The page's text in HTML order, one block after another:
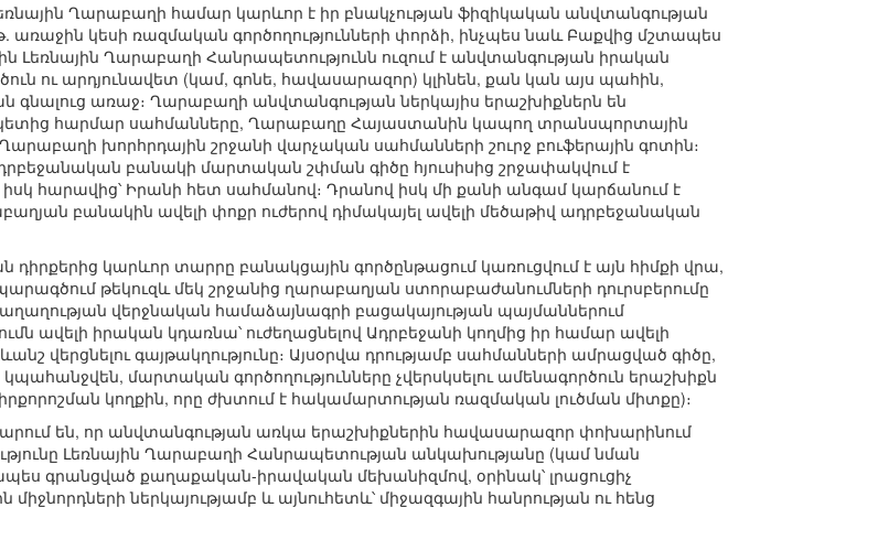
Ղարաբաղի համար կարևոր է իր բնակչության ֆիզիկական անվտանգության
առաջին կեսի ռազմական գործողությունների փորձի, ինչպես նաև Բաքվից մշտապես
Լեռնային Ղարաբաղի Հանրապետությունն ուզում է անվտանգության իրական
ու արդյունավետ (կամ, գոնե, հավասարազոր) կլինեն, քան կան այս պահին,
առաջ։ Ղարաբաղի անվտանգության ներկայիս երաշխիքներն են
հարմար սահմանները, Ղարաբաղը Հայաստանին կապող տրանսպորտային
խորհրդային շրջանի վարչական սահմանների շուրջ բուֆերային գոտին։
բանակի մարտական շփման գիծը հյուսիսից շրջափակվում է
հարավից՝ Իրանի հետ սահմանով։ Դրանով իսկ մի քանի անգամ կարճանում է
բանակին ավելի փոքր ուժերով դիմակայել ավելի մեծաթիվ ադրբեջանական
կարևոր տարրը բանակցային գործընթացում կառուցվում է այն հիմքի վրա,
թեկուզև մեկ շրջանից ղարաբաղյան ստորաբաժանումների դուրսբերումը
վերջնական համաձայնագրի բացակայության պայմաններում
ավելի իրական կդառնա՝ ուժեղացնելով Ադրբեջանի կողմից իր համար ավելի
վերցնելու գայթակղությունը։ Այսօրվա դրությամբ սահմանների ամրացված գիծը,
կպահանջվեն, մարտական գործողությունները չվերսկսելու ամենագործուն երաշխիքն
կողքին, որը ժխտում է հակամարտության ռազմական լուծման միտքը)։
են, որ անվտանգության առկա երաշխիքներին հավասարազոր փոխարինում
Լեռնային Ղարաբաղի Հանրապետության անկախությանը (կամ նման
գրանցված քաղաքական-իրավական մեխանիզմով, օրինակ՝ լրացուցիչ
ներկայությամբ և այնուհետև՝ միջազգային հանրության ու հենց